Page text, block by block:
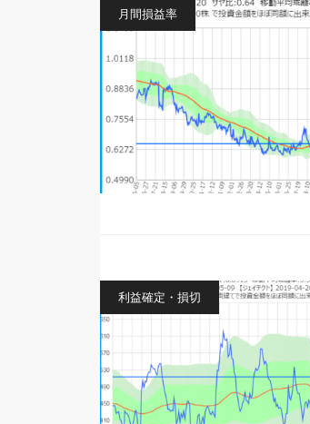
月間損益率
利益確定・損切